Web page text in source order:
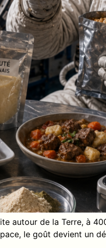
autour de la Terre, à
le goût devient un